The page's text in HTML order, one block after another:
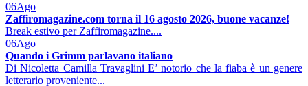
06Ago
Zaffiromagazine.com torna il 16 agosto 2026, buone vacanze!
Break estivo per Zaffiromagazine....
06Ago
Quando i Grimm parlavano italiano
Di Nicoletta Camilla Travaglini E’ notorio che la fiaba è un genere
letterario proveniente...